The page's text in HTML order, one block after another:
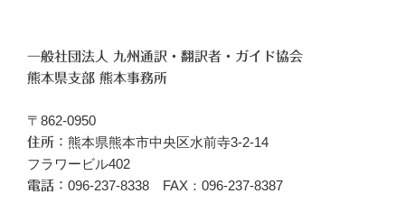
一般社団法人 九州通訳・翻訳者・ガイド協会
熊本県支部 熊本事務所
〒862-0950
住所： 熊本県熊本市中央区水前寺3-2-14
フラワービル402
電話： 096‐237-8338 FAX：096-237-8387